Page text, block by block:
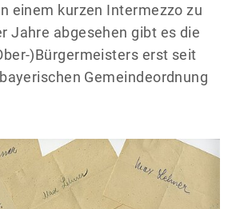
einem kurzen Intermezzo zu
Jahre abgesehen gibt es die
)Bürgermeisters erst seit
Gemeindeordnung